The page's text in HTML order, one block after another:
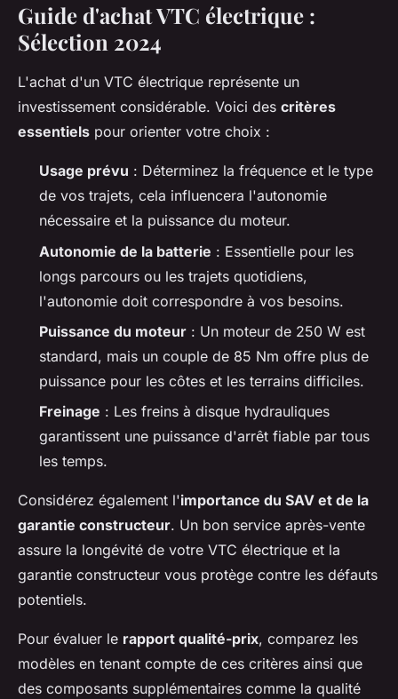
Guide d'achat VTC électrique :
Sélection 2024
L'achat d'un VTC électrique représente un
investissement considérable. Voici des critères
essentiels pour orienter votre choix :
Usage prévu : Déterminez la fréquence et le type
de vos trajets, cela influencera l'autonomie
nécessaire et la puissance du moteur.
Autonomie de la batterie : Essentielle pour les
longs parcours ou les trajets quotidiens,
l'autonomie doit correspondre à vos besoins.
Puissance du moteur : Un moteur de 250 W est
standard, mais un couple de 85 Nm offre plus de
puissance pour les côtes et les terrains difficiles.
Freinage : Les freins à disque hydrauliques
garantissent une puissance d'arrêt fiable par tous
les temps.
Considérez également l'importance du SAV et de la
garantie constructeur. Un bon service après-vente
assure la longévité de votre VTC électrique et la
garantie constructeur vous protège contre les défauts
potentiels.
Pour évaluer le rapport qualité-prix, comparez les
modèles en tenant compte de ces critères ainsi que
des composants supplémentaires comme la qualité